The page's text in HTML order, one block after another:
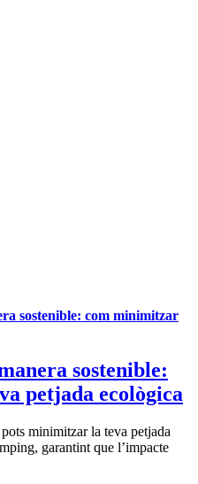
sostenible: com minimitzar
sostenible:
petjada ecològica
minimitzar la teva petjada
garantint que l’impacte